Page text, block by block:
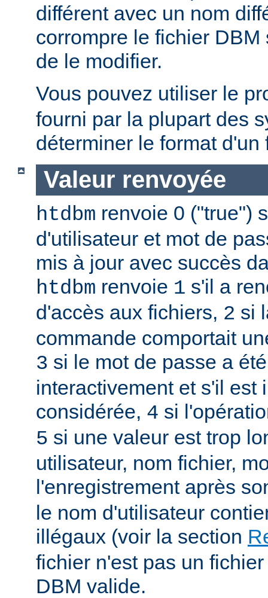
différent avec un nom
corrompre le fichier
de le modifier.
Vous pouvez utiliser le
fourni par la plupart des
déterminer le format d'un
Valeur renvoyée
htdbm renvoie 0 ("true")
d'utilisateur et mot de
mis à jour avec succès
htdbm renvoie 1 s'il a
d'accès aux fichiers, 2 si
commande comportait
3 si le mot de passe a
interactivement et s'il est
considérée, 4 si
5 si une valeur est trop
utilisateur, nom fichier,
l'enregistrement après
le nom d'utilisateur
illégaux (voir la section
fichier n'est pas un
DBM valide.